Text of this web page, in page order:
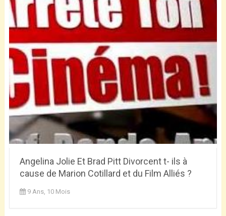
Angelina Jolie Et Brad Pitt Divorcent t- ils à
cause de Marion Cotillard et du Film Alliés ?
9 Ans, 10 Mois